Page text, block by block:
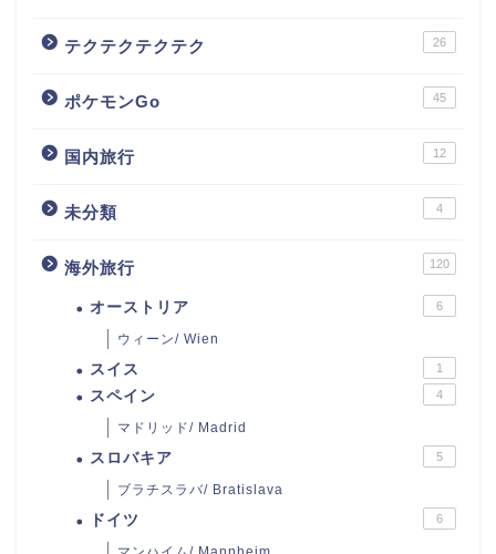
テクテクテクテク 26
ポケモンGo 45
国内旅行 12
未分類 4
海外旅行 120
オーストリア 6
ウィーン/ Wien
スイス 1
スペイン 4
マドリッド/ Madrid
スロバキア 5
ブラチスラバ/ Bratislava
ドイツ 6